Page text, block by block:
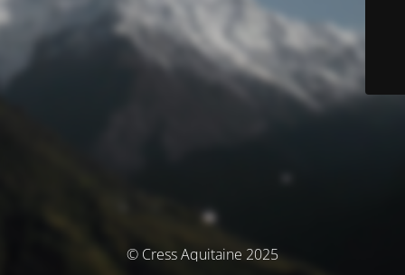
© Cress Aquitaine 2025